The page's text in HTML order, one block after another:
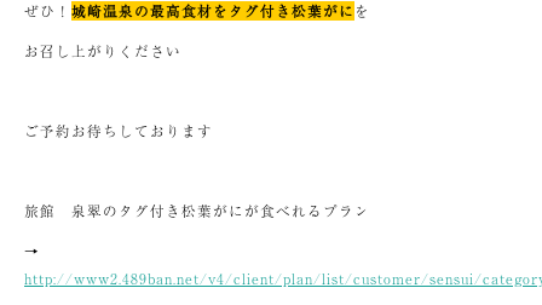
ぜひ！ 城崎温泉の最高食材をタグ付き松葉がに を
お召し上がりください
ご予約お待ちしております
旅館 泉翠のタグ付き松葉がにが食べれるプラン
→
http://www2.489ban.net/v4/client/plan/list/customer/sensui/